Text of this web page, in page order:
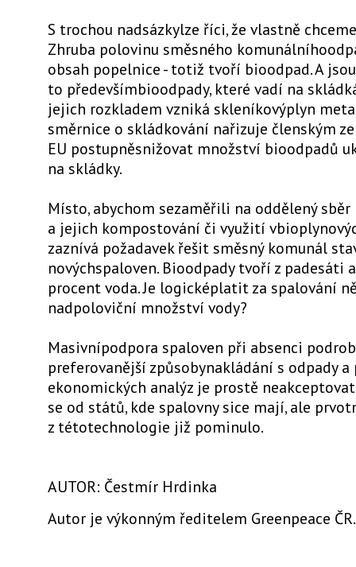
S trochou nadsázkylze říci, že vlastně
Zhruba polovinu směsného
obsah popelnice - totiž tvoří bioodpad. A jsou
to předevšímbioodpady, které vadí na
jejich rozkladem vzniká skleníkovýplyn
směrnice o skládkování nařizuje členským
EU postupněsnižovat množství bioodpadů
na skládky.
Místo, abychom sezaměřili na oddělený
a jejich kompostování či využití
zaznívá požadavek řešit směsný komunál
novýchspaloven. Bioodpady tvoří z padesáti
procent voda. Je logicképlatit za spalování
nadpoloviční množství vody?
Masivnípodpora spaloven při absenci
preferovanější způsobynakládání s odpady a
ekonomických analýz je prostě
se od států, kde spalovny sice mají, ale
z tétotechnologie již pominulo.
AUTOR: Čestmír Hrdinka
Autor je výkonným ředitelem Greenpeace ČR.